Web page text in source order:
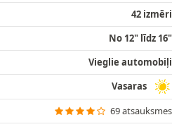
42 izmēri
No 12" līdz 16"
Vieglie automobiļi
Vasaras
69 atsauksmes